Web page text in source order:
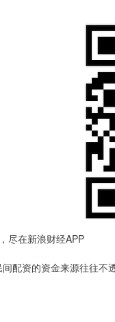
尽在新浪财经APP
配资的资金来源往往